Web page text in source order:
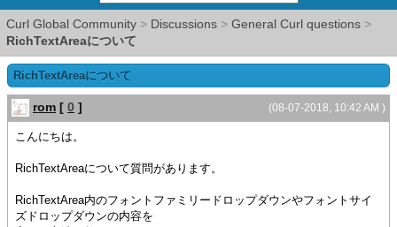
Curl Global Community > Discussions > General Curl questions >
RichTextAreaについて
RichTextAreaについて
(08-07-2018, 10:42 AM )
rom [ 0 ]
こんにちは。
RichTextAreaについて質問があります。
RichTextArea内のフォントファミリードロップダウンやフォントサイ
ズドロップダウンの内容を